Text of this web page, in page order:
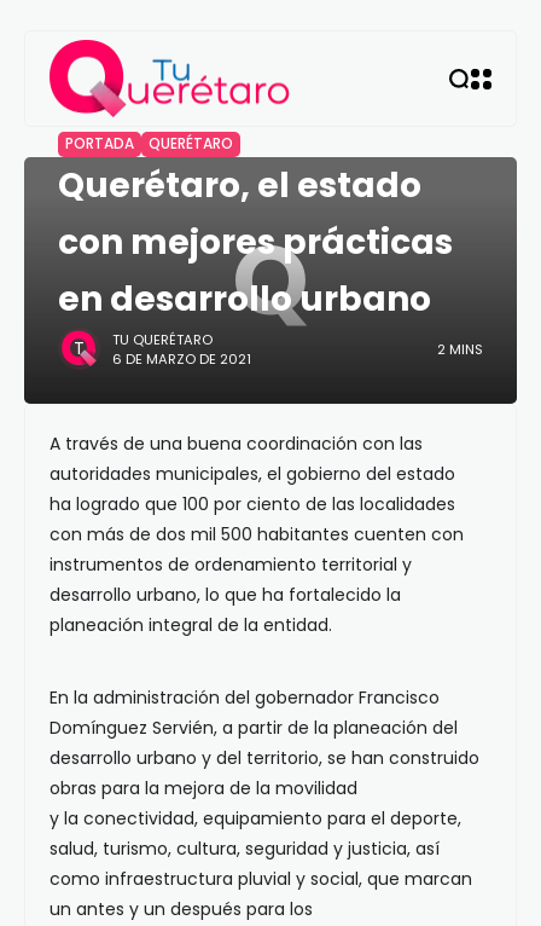
Q
PORTADA QUERÉTARO
Querétaro, el estado
con mejores prácticas
en desarrollo urbano
TU QUERÉTARO
6 DE MARZO DE 2021
2 MINS
A través de una buena coordinación con las
autoridades municipales, el gobierno del estado
ha logrado que 100 por ciento de las localidades
con más de dos mil 500 habitantes cuenten con
instrumentos de ordenamiento territorial y
desarrollo urbano, lo que ha fortalecido la
planeación integral de la entidad.
En la administración del gobernador Francisco
Domínguez Servién, a partir de la planeación del
desarrollo urbano y del territorio, se han construido
obras para la mejora de la movilidad
y la conectividad, equipamiento para el deporte,
salud, turismo, cultura, seguridad y justicia, así
como infraestructura pluvial y social, que marcan
un antes y un después para los